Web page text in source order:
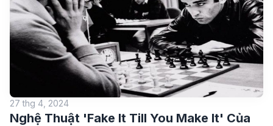
27 thg 4, 2024
Nghệ Thuật 'Fake It Till You Make It' Của